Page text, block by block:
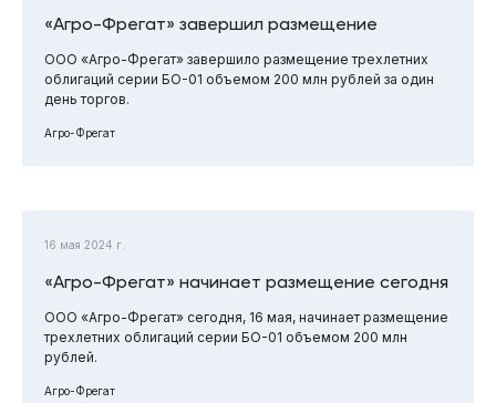
«Агро-Фрегат» завершил размещение
ООО «Агро-Фрегат» завершило размещение трехлетних
облигаций серии БО-01 объемом 200 млн рублей за один
день торгов.
Агро-Фрегат
16 мая 2024 г.
«Агро-Фрегат» начинает размещение сегодня
ООО «Агро-Фрегат» сегодня, 16 мая, начинает размещение
трехлетних облигаций серии БО-01 объемом 200 млн
рублей.
Агро-Фрегат